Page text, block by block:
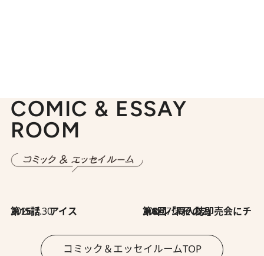
COMIC & ESSAY
ROOM
2026.7.30
第15話 アイス 2026.7.30
第8回「同人誌即売会にチャレンジ その2」
コミック＆エッセイルームTOP